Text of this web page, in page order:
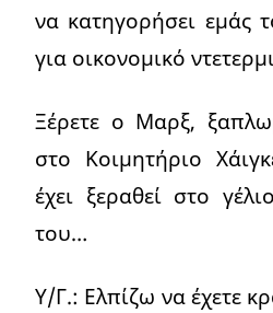
να κατηγορήσει εμάς
για οικονομικό
Ξέρετε ο Μαρξ,
στο Κοιμητήριο
έχει ξεραθεί στο
του…
Υ/Γ.: Ελπίζω να έχετε